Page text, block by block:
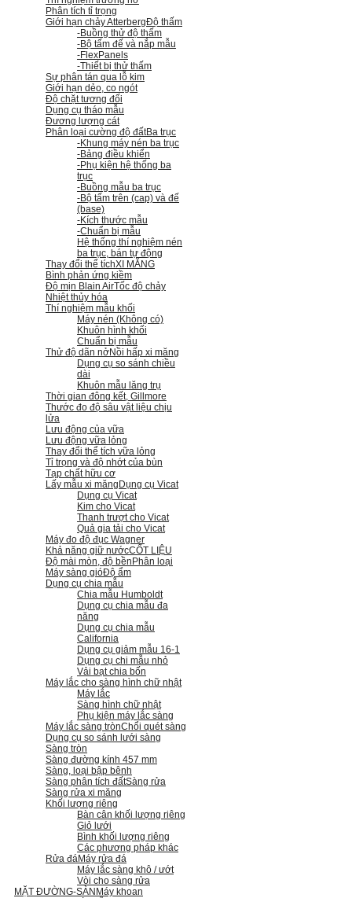
Phân tích tỉ trọng
Giới hạn chảy AtterbergĐộ thấm
-Buồng thử độ thấm
-Bộ tấm đế và nắp mẫu
-FlexPanels
-Thiết bị thử thấm
Sự phân tán qua lỗ kim
Giới hạn dẻo, co ngót
Độ chặt tương đối
Dụng cụ tháo mẫu
Đương lượng cát
Phân loại cường độ đấtBa trục
-Khung máy nén ba trục
-Bảng điều khiển
-Phụ kiện hệ thống ba
trục
-Buồng mẫu ba trục
-Bộ tấm trên (cap) và đế
(base)
-Kích thước mẫu
-Chuẩn bị mẫu
Hệ thống thí nghiệm nén
ba trục, bán tự động
Thay đổi thể tíchXI MĂNG
Bình phản ứng kiềm
Độ mịn Blain AirTốc độ chảy
Nhiệt thủy hóa
Thí nghiệm mẫu khối
Máy nén (Không có)
Khuôn hình khối
Chuẩn bị mẫu
Thử độ dãn nởNồi hấp xi măng
Dụng cụ so sánh chiều
dài
Khuôn mẫu lăng trụ
Thời gian đông kết, Gillmore
Thước đo độ sâu vật liệu chịu
lửa
Lưu động của vữa
Lưu động vữa lỏng
Thay đổi thể tích vữa lỏng
Tỉ trọng và độ nhớt của bùn
Tạp chất hữu cơ
Lấy mẫu xi măng Dụng cụ Vicat
Dụng cụ Vicat
Kim cho Vicat
Thanh trượt cho Vicat
Quả gia tải cho Vicat
Máy đo độ đục Wagner
Khả năng giữ nướcCỐT LIỆU
Độ mài mòn, độ bền Phân loại
Máy sàng gióĐộ ẩm
Dụng cụ chia mẫu
Chia mẫu Humboldt
Dụng cụ chia mẫu đa
năng
Dụng cụ chia mẫu
California
Dụng cụ giảm mẫu 16-1
Dụng cụ chi mẫu nhỏ
Vải bạt chia bốn
Máy lắc cho sàng hình chữ nhật
Máy lắc
Sàng hình chữ nhật
Phụ kiện máy lắc sàng
Máy lắc sàng trònChổi quét sàng
Dụng cụ so sánh lưới sàng
Sàng tròn
Sàng đường kính 457 mm
Sàng, loại bập bênh
Sàng phân tích đấtSàng rửa
Sàng rửa xi măng
Khối lượng riêng
Bàn cân khối lượng riêng
Giỏ lưới
Bình khối lượng riêng
Các phương pháp khác
Rửa đáMáy rửa đá
Máy lắc sàng khô / ướt
Vòi cho sàng rửa
MẶT ĐƯỜNG-SÀN Máy khoan